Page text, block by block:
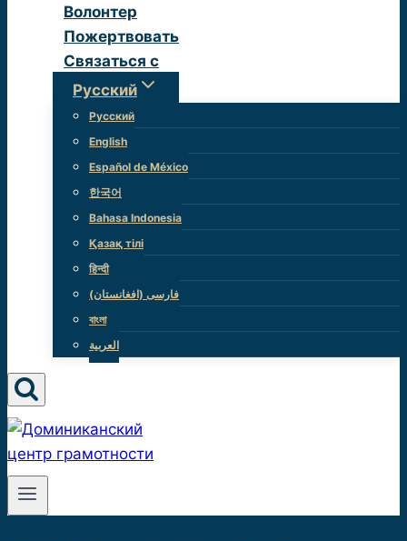
Волонтер
Пожертвовать
Связаться с
Русский
Русский
English
Español de México
한국어
Bahasa Indonesia
Қазақ тілі
हिन्दी
(فارسی (افغانستان
বাংলা
العربية